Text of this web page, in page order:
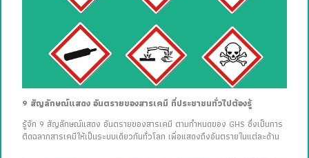
9 สัญลักษณ์แสดง อันตรายของสารเคมี ที่ประชาชนทั่วไปต้องรู้
รู้จัก 9 สัญลักษณ์แสดง อันตรายของสารเคมี ตามกำหนดของ GHS ซึ่งเป็นการ
ติดฉลากสารเคมีให้เป็นระบบเดียวกันทั่วโลก เพื่อแสดงถึงอันตรายในแต่ละด้าน